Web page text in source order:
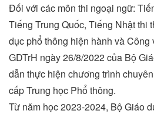
Đối với các môn thi ngoại ngữ:
Tiếng Trung Quốc, Tiếng Nhật thi
dục phổ thông hiện hành và
GDTrH ngày 26/8/2022 của Bộ
dẫn thực hiện chương trình
cấp Trung học Phổ thông.
Từ năm học 2023-2024, Bộ Giáo